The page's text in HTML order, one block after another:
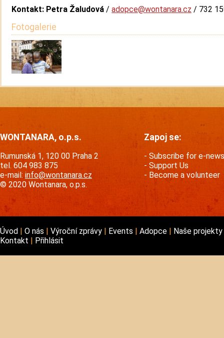
Kontakt: Petra Žaludová / adopce@wontanara.cz / 732
Fotogalerie
WONTANARA, o.p.s.
Rumunská 1, 120 00 Praha 2
tel. 604 983 875
e-mail: info@wontanara.cz
© 2020 Wontanara, o.p.s.
Zapoj se:
Subscribe for e-news
Support Us
Become a volunteer
Úvod O nás Výroční zprávy Events Adopce
Naše projekty
Kontakt
Přihlásit